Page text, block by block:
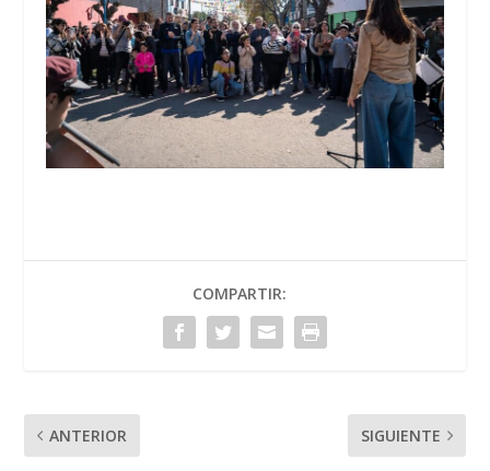
COMPARTIR:
ANTERIOR SIGUIENTE